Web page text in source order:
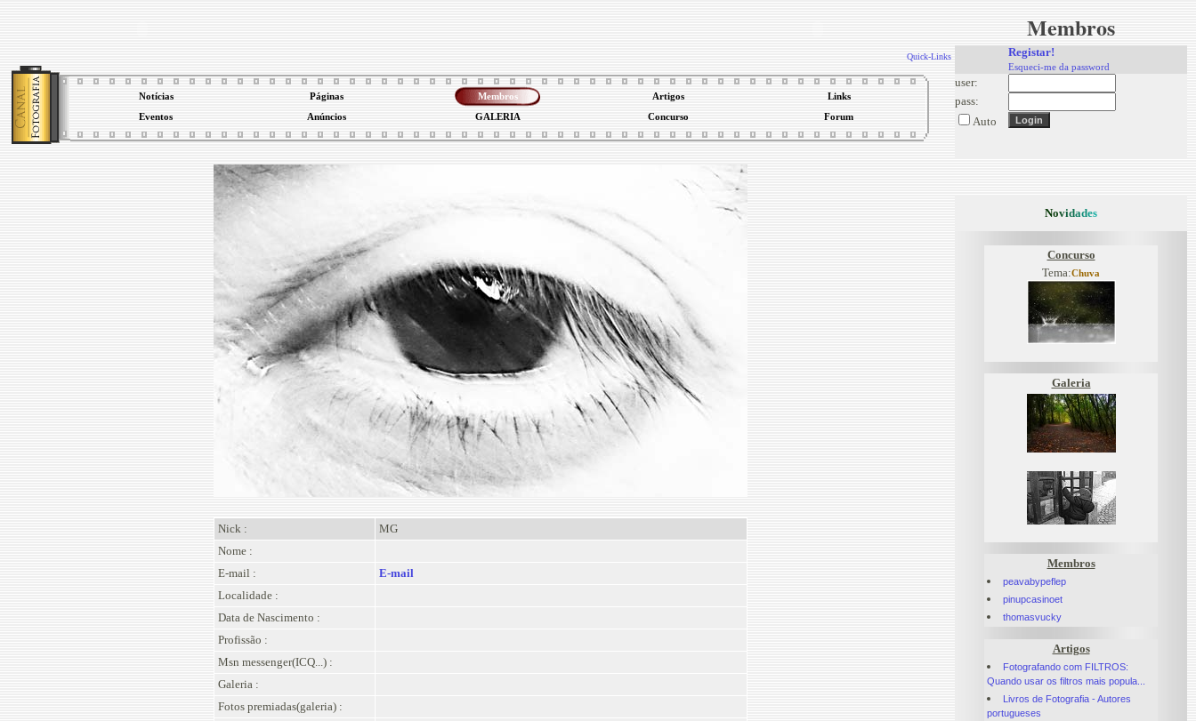
Quick-Links
Notícias Páginas Membros Artigos Links
Eventos Anúncios GALERIA Concurso Forum
Nick :
MG
Nome :
E-mail :
E-mail
Localidade :
Data de Nascimento :
Profissão :
Msn messenger(ICQ...) :
Galeria :
Fotos premiadas(galeria) :
Membros
Registar!
Esqueci-me da password
user:
pass:
Auto
Novidades
Concurso
Tema:Chuva
Galeria
Membros
peavabypeflep
pinupcasinoet
thomasvucky
Artigos
Fotografando com FILTROS:
Quando usar os filtros mais popula...
Livros de Fotografia - Autores
portugueses